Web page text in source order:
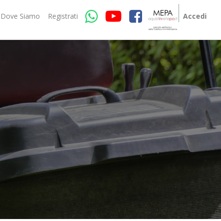
Dove Siamo Registrati Accedi